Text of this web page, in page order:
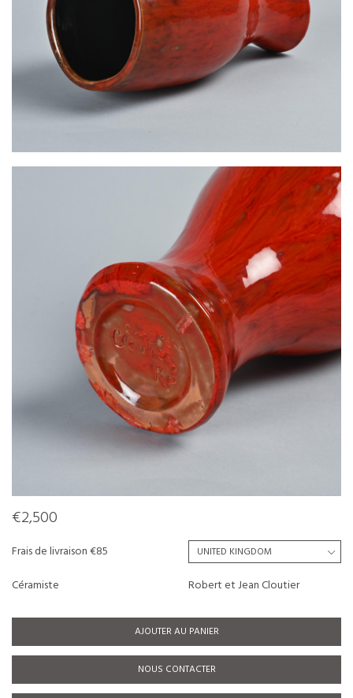
€2,500
Frais de livraison €85
Céramiste
Robert et Jean Cloutier
AJOUTER AU PANIER
NOUS CONTACTER